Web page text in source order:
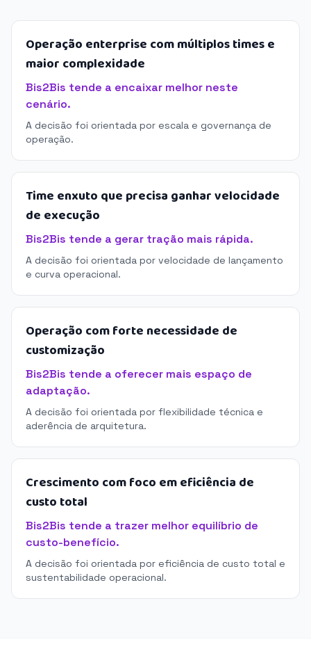
Operação enterprise com múltiplos times e
maior complexidade
Bis2Bis tende a encaixar melhor neste
cenário.
A decisão foi orientada por escala e governança de
operação.
Time enxuto que precisa ganhar velocidade
de execução
Bis2Bis tende a gerar tração mais rápida.
A decisão foi orientada por velocidade de lançamento
e curva operacional.
Operação com forte necessidade de
customização
Bis2Bis tende a oferecer mais espaço de
adaptação.
A decisão foi orientada por flexibilidade técnica e
aderência de arquitetura.
Crescimento com foco em eficiência de
custo total
Bis2Bis tende a trazer melhor equilíbrio de
custo-benefício.
A decisão foi orientada por eficiência de custo total e
sustentabilidade operacional.